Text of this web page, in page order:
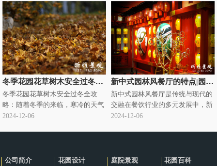
冬季花园花草树木安全过冬全攻略|别墅庭院绿化过冬知识
冬季花园花草树木安全过冬全攻
略：随着冬季的来临，寒冷的天气
对花园里的花草树木构成了严峻的
2024-12-06
新中式园林风餐厅的特点|园林式饭店
新中式园林风餐厅是传统与现代的
交融在餐饮行业的多元发展中，新
中式园林风餐厅悄然兴起，成为独
2024-12-06
公司简介 花园设计 庭院景观 花园百科